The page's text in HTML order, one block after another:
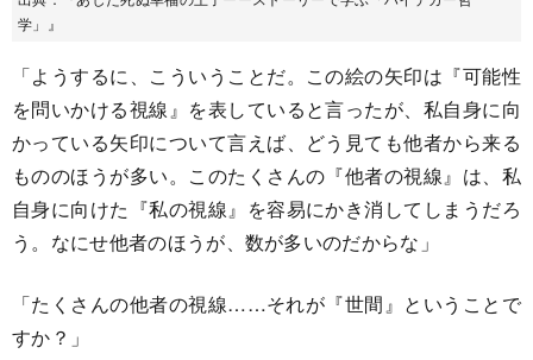
学」』
「ようするに、こういうことだ。この絵の矢印は『可能性
を問いかける視線』を表していると言ったが、私自身に向
かっている矢印について言えば、どう見ても他者から来る
もののほうが多い。このたくさんの『他者の視線』は、私
自身に向けた『私の視線』を容易にかき消してしまうだろ
う。なにせ他者のほうが、数が多いのだからな」
「たくさんの他者の視線……それが『世間』ということで
すか？」